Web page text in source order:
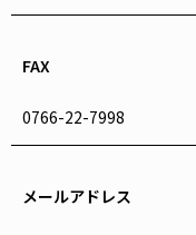
FAX
0766-22-7998
メールアドレス